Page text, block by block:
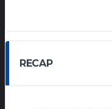
RECAP